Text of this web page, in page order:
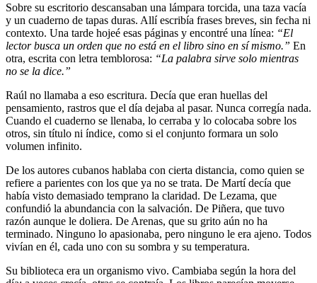
Sobre su escritorio descansaban una lámpara torcida, una taza vacía
y un cuaderno de tapas duras. Allí escribía frases breves, sin fecha ni
contexto. Una tarde hojeé esas páginas y encontré una línea: “El
lector busca un orden que no está en el libro sino en sí mismo.” En
otra, escrita con letra temblorosa: “La palabra sirve solo mientras
no se la dice.”
Raúl no llamaba a eso escritura. Decía que eran huellas del
pensamiento, rastros que el día dejaba al pasar. Nunca corregía nada.
Cuando el cuaderno se llenaba, lo cerraba y lo colocaba sobre los
otros, sin título ni índice, como si el conjunto formara un solo
volumen infinito.
De los autores cubanos hablaba con cierta distancia, como quien se
refiere a parientes con los que ya no se trata. De Martí decía que
había visto demasiado temprano la claridad. De Lezama, que
confundió la abundancia con la salvación. De Piñera, que tuvo
razón aunque le doliera. De Arenas, que su grito aún no ha
terminado. Ninguno lo apasionaba, pero ninguno le era ajeno. Todos
vivían en él, cada uno con su sombra y su temperatura.
Su biblioteca era un organismo vivo. Cambiaba según la hora del